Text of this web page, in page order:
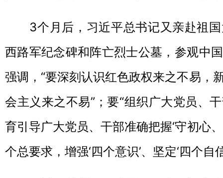
3个月后，习近平总书记又亲赴祖国
西路军纪念碑和阵亡烈士公墓，参观中
强调，“要深刻认识红色政权来之不易，
会主义来之不易”；要“组织广大党员、
育引导广大党员、干部准确把握‘守初心
个总要求，增强‘四个意识’、坚定‘四个自